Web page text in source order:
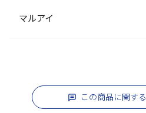
マルアイ
この商品に関す